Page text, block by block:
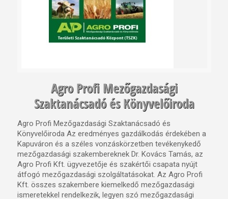
Agro Profi Mezőgazdasági
Szaktanácsadó és Könyvelőiroda
Agro Profi Mezőgazdasági Szaktanácsadó és
Könyvelőiroda Az eredményes gazdálkodás érdekében a
Kapuváron és a széles vonzáskörzetben tevékenykedő
mezőgazdasági szakembereknek Dr. Kovács Tamás, az
Agro Profi Kft. ügyvezetője és szakértői csapata nyújt
átfogó mezőgazdasági szolgáltatásokat. Az Agro Profi
Kft. összes szakembere kiemelkedő mezőgazdasági
ismeretekkel rendelkezik, legyen szó mezőgazdasági